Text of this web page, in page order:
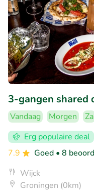
3-gangen shared
Vandaag Morgen Za
Erg populaire deal
7.9
Goed • 8
Wijck
Groningen (0km)